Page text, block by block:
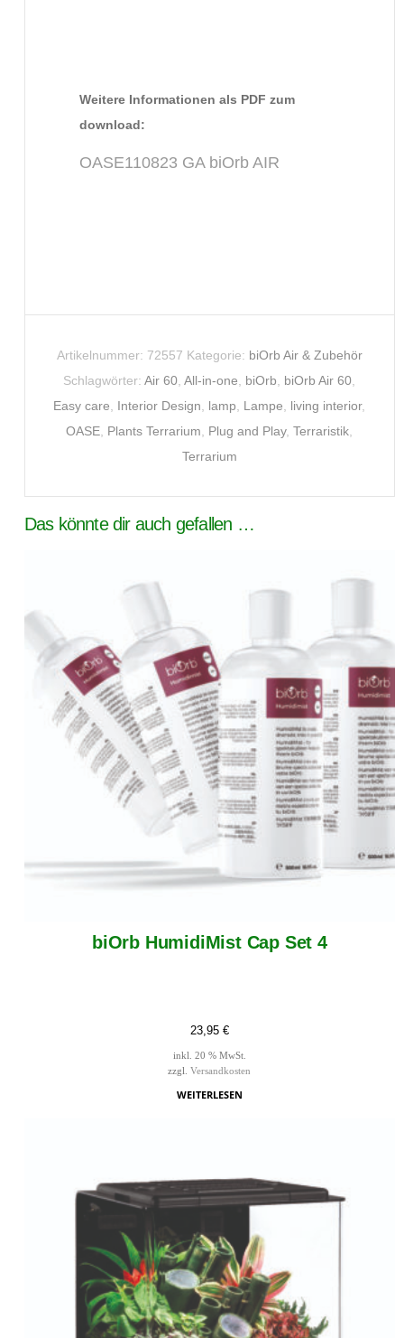
Weitere Informationen als PDF zum
download:
OASE110823 GA biOrb AIR
Artikelnummer: 72557 Kategorie: biOrb Air & Zubehör
Schlagwörter:Air 60 ,All-in-one biOrb biOrb Air 60
Easy care
Interior Design lamp Lampe living interior,
OASE Plants Terrarium Plug and Play,Terraristik
Terrarium
Das könnte dir auch gefallen …
biOrb HumidiMist Cap Set 4
23,95 €
inkl. 20 % MwSt.
zzgl.Versandkosten
WEITERLESEN